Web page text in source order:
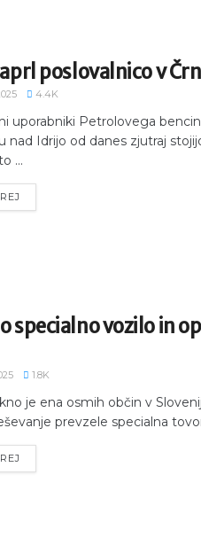
poslovalnico v
4.4K
uporabniki Petrolovega
nad Idrijo od danes zjutraj
...
specialno vozilo in
1.8K
je ena osmih občin v
prevzele specialna